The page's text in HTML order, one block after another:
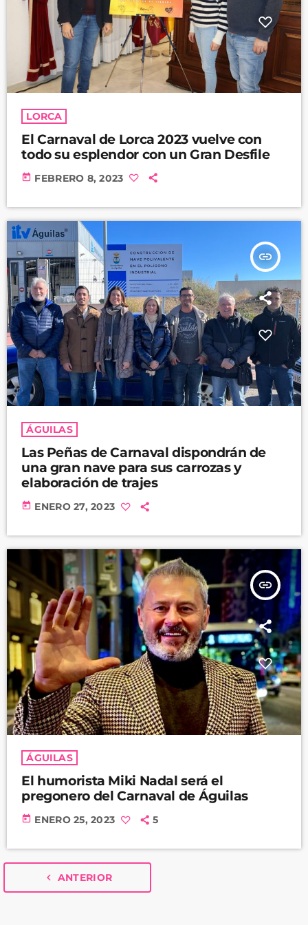
LORCA
El Carnaval de Lorca 2023 vuelve con
todo su esplendor con un Gran Desfile
today FEBRERO 8, 2023
insert_link
ÁGUILAS
Las Peñas de Carnaval dispondrán de
una gran nave para sus carrozas y
elaboración de trajes
today ENERO 27, 2023
insert_link
ÁGUILAS
El humorista Miki Nadal será el
pregonero del Carnaval de Águilas
today ENERO 25, 2023 5
navigate_before ANTERIOR